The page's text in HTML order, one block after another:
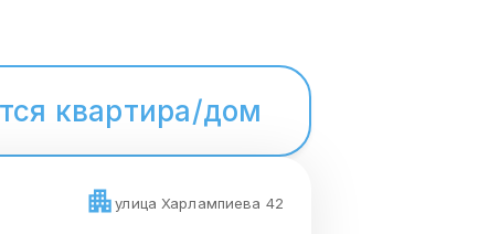
квартира/дом
улица Харлампиева 42